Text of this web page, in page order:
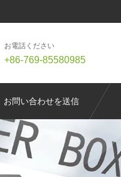
お電話ください
+86-769-85580985
お問い合わせを送信